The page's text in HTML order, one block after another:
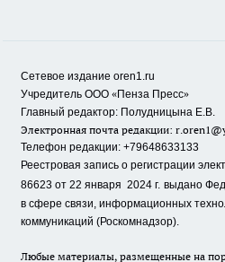
Сетевое издание oren1.ru
Учредитель ООО «Пенза Пресс»
Главный редактор: Полудницына Е.В.
Электронная почта редакции:
Телефон редакции: +79648633133
Реестровая запись о регистрации
86623 от 22 января 2024 г. выдано
в сфере связи, информационных
коммуникаций (Роскомнадзор).
Любые материалы, размещенные на